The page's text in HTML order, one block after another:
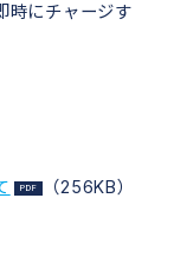
時にチャージす
（256KB）